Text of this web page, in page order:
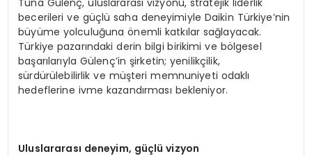
becerileri ve güçlü saha deneyimiyle Daikin Türkiye’nin
büyüme yolculuğuna önemli katkılar sağlayacak.
Türkiye pazarındaki derin bilgi birikimi ve bölgesel
başarılarıyla Gülenç’in şirketin; yenilikçilik,
sürdürülebilirlik ve müşteri memnuniyeti odaklı
hedeflerine ivme kazandırması bekleniyor.
Uluslararası deneyim, güçlü vizyon